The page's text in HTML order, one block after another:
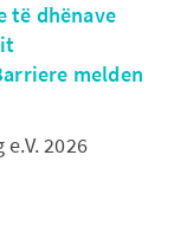
të dhënave
melden
2026